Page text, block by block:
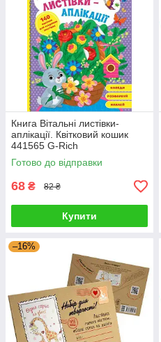
Книга Вітальні листівки-
аплікації. Квітковий кошик
441565 G-Rich
Готово до відправки
68 ₴ 82 ₴
Купити
–16%